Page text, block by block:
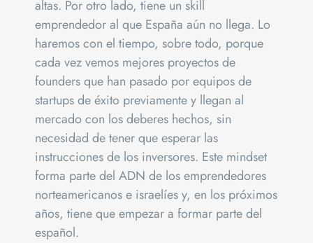
altas. Por otro lado, tiene un skill
emprendedor al que España aún no llega. Lo
haremos con el tiempo, sobre todo, porque
cada vez vemos mejores proyectos de
founders que han pasado por equipos de
startups de éxito previamente y llegan al
mercado con los deberes hechos, sin
necesidad de tener que esperar las
instrucciones de los inversores. Este mindset
forma parte del ADN de los emprendedores
norteamericanos e israelíes y, en los próximos
años, tiene que empezar a formar parte del
español.